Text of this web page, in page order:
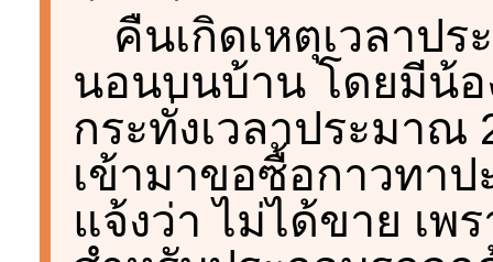
คืนเกิดเหตุเวลาป
นอนบนบ้าน โดยมีน้อ
กระทั่งเวลาประมาณ
เข้ามาขอซื้อกาวทา
แจ้งว่า ไม่ได้ขาย เพ